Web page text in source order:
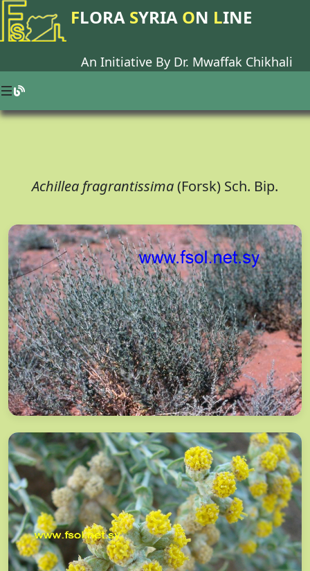
FLORA SYRIA ON LINE
An Initiative By Dr. Mwaffak Chikhali
Achillea fragrantissima(Forsk) Sch. Bip.